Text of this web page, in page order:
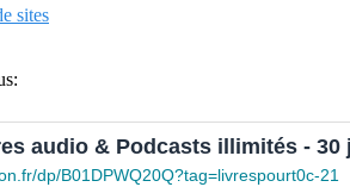
sites
audio & Podcasts illimités -
dp/B01DPWQ20Q?tag=livrespourt0c-21